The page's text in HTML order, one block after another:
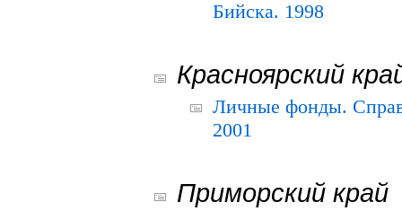
Бийска. 1998
Красноярский
Личные фонды.
2001
Приморский край